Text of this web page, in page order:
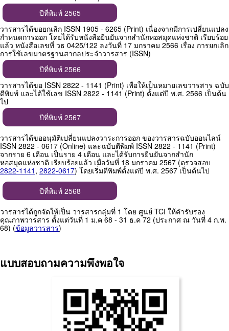
ปีที่พิมพ์ 2565
วารสารได้ขอยกเลิก ISSN 1905 - 6265 (Print) เนื่องจากมีการเปลี่ยนแปลง
กำหนดการออก โดยได้รับหนังสือยืนยันจากสำนักหอสมุดแห่งชาติ เรียบร้อย
แล้ว หนังสือเลขที่ วธ 0425/122 ลงวันที่ 17 มกราคม 2566 เรื่อง การยกเลิก
การใช้เลขมาตรฐานสากลประจำวารสาร (ISSN)
ปีที่พิมพ์ 2566
วารสารได้ขอ ISSN 2822 - 1141 (Print) เพื่อให้เป็นหมายเลขวารสาร ฉบับ
ตีพิมพ์ และได้ใช้เลข ISSN 2822 - 1141 (Print) ตั้งแต่ปี พ.ศ. 2566 เป็นต้น
ไป
ปีที่พิมพ์ 2567
วารสารได้ขออนุมัติเปลี่ยนแปลงวาระการออก ของวารสารฉบับออนไลน์
ISSN 2822 - 0617 (Online) และฉบับตีพิมพ์ ISSN 2822 - 1141 (Print)
จากราย 6 เดือน เป็นราย 4 เดือน และได้รับการยืนยันจากสำนัก
หอสมุดแห่งชาติ เรียบร้อยแล้ว เมื่อวันที่ 18 มกราคม 2567 (ตรวจสอบ
2822-1141 , 2822-0617) โดยเริ่มตีพิมพ์ตั้งแต่ปี พ.ศ. 2567 เป็นต้นไป
ปีที่พิมพ์ 2568
วารสารได้ถูกจัดให้เป็น วารสารกลุ่มที่ 1 โดย ศูนย์ TCI ให้คำรับรอง
คุณภาพวารสาร ตั้งแต่วันที่ 1 ม.ค 68 - 31 ธ.ค 72 (ประกาศ ณ วันที่ 4 ก.พ.
68) (ข้อมูลวารสาร)
แบบสอบถามความพึงพอใจ